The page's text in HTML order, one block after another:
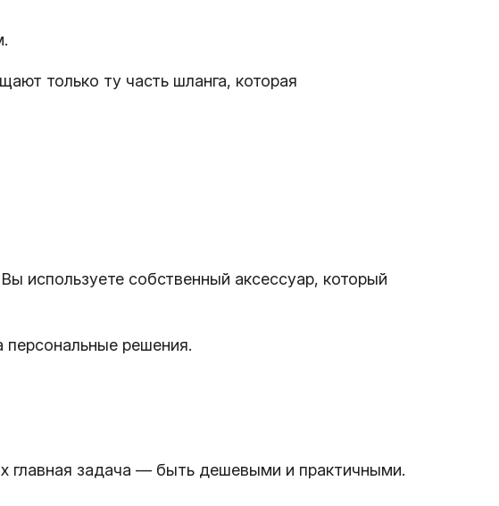
только ту часть шланга, которая
используете собственный аксессуар, который
решения.
главная задача — быть дешевыми и практичными.